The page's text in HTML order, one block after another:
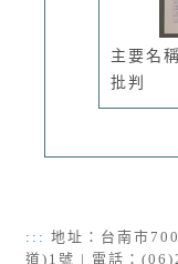
主要名
批判
::: 地址：台南市
道)1號 | 電話：